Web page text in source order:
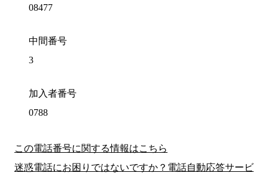
08477
中間番号
3
加入者番号
0788
この電話番号に関する情報はこちら
迷惑電話にお困りではないですか？電話自動応答サービ